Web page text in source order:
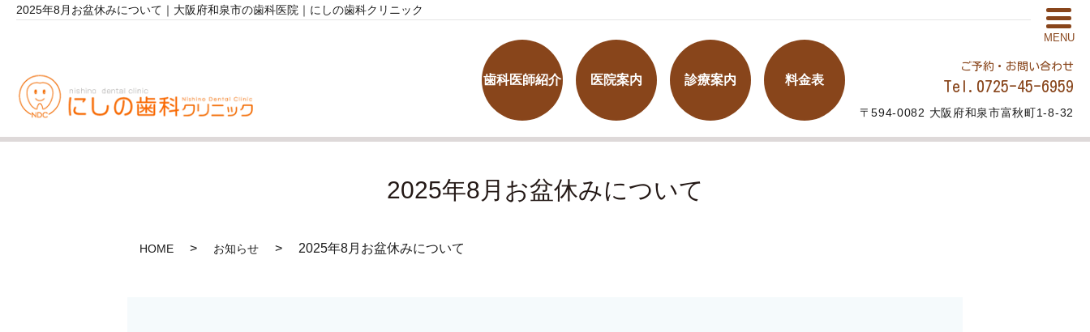
2025年8月お盆休みについて｜大阪府和泉市の歯科医院｜にしの歯科クリニック
歯科医師紹介 医院案内 診療案内 料金表
MENU
ご予約・お問い合わせ
Tel.0725-45-6959
〒594-0082 大阪府和泉市富秋町1-8-32
2025年8月お盆休みについて
HOME お知らせ 2025年8月お盆休みについて